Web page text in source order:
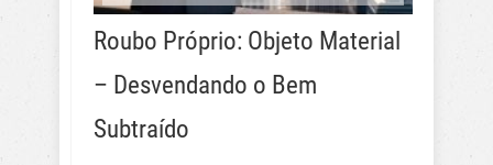
Roubo Próprio: Objeto Material
– Desvendando o Bem
Subtraído